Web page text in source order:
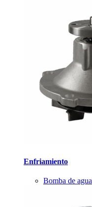
Enfriamiento
Bomba de agua